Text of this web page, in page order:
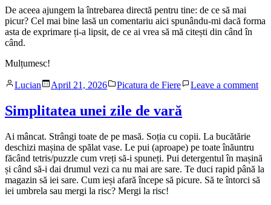
De aceea ajungem la întrebarea directă pentru tine: de ce să mai
picur? Cel mai bine lasă un comentariu aici spunându-mi dacă forma
asta de exprimare ți-a lipsit, de ce ai vrea să mă citești din când în
când.
Mulțumesc!
Posted
Lucian April 21, 2026
Posted
Picatura de Fiere Leave a commenton
Simplitatea unei zile de vară
Ai mâncat. Strângi toate de pe masă. Soția cu copii. La bucătărie
deschizi mașina de spălat vase. Le pui (aproape) pe toate înăuntru
făcând tetris/puzzle cum vreți să-i spuneți. Pui detergentul în mașină
și când să-i dai drumul vezi ca nu mai are sare. Te duci rapid până la
magazin să iei sare. Cum ieși afară începe să picure. Să te întorci să
iei umbrela sau mergi la risc? Mergi la risc!